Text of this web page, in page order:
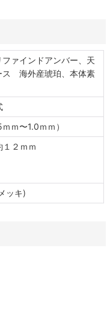
ァインドアンバー、天
海外産琥珀、本体素
ｍ〜1.0ｍｍ）
２ｍｍ
ッキ)